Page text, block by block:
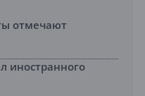
отмечают
иностранного